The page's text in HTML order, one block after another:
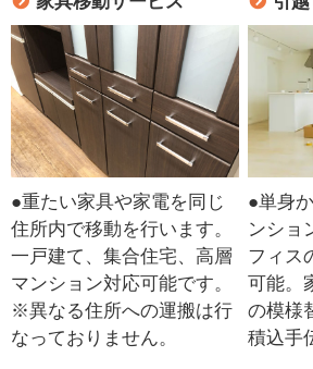
●重たい家具や家電を同じ
住所内で移動を行います。
一戸建て、集合住宅、高層
マンション対応可能です。
※異なる住所への運搬は行
なっておりません。
●単身
ンショ
フィス
可能。
の模様
積込手